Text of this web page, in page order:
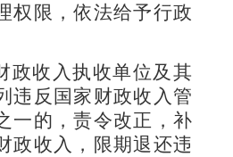
权限，依法给予行政
政收入执收单位及其
违反国家财政收入管
一的，责令改正，补
政收入，限期退还违